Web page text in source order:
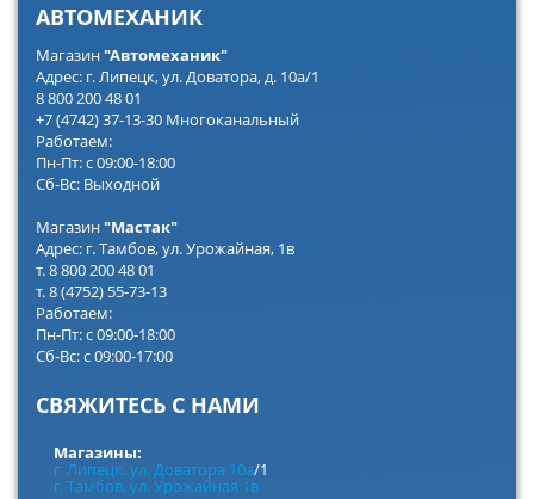
АВТОМЕХАНИК
Магазин"Автомеханик"
Адрес: г. Липецк, ул. Доватора, д. 10а/1
8 800 200 48 01
+7 (4742) 37-13-30 Многоканальный
Работаем:
Пн-Пт: с 09:00-18:00
Сб-Вс: Выходной
Магазин"Мастак"
Адрес: г. Тамбов, ул. Урожайная, 1в
т. 8 800 200 48 01
т. 8 (4752) 55-73-13
Работаем:
Пн-Пт: с 09:00-18:00
Сб-Вс: с 09:00-17:00
СВЯЖИТЕСЬ С НАМИ
Магазины:
г. Липецк, ул. Доватора 10а/1
г. Тамбов, ул. Урожайная 1в